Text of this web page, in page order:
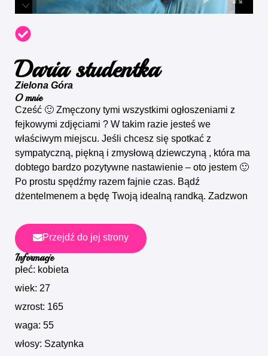
Daria studentka
Zielona Góra
O mnie
Cześć 🙂 Zmęczony tymi wszystkimi ogłoszeniami z
fejkowymi zdjęciami ? W takim razie jesteś we
właściwym miejscu. Jeśli chcesz się spotkać z
sympatyczną, piękną i zmysłową dziewczyną , która ma
dobtego bardzo pozytywne nastawienie – oto jestem 🙂
Po prostu spędźmy razem fajnie czas. Bądź
dżentelmenem a będę Twoją idealną randką. Zadzwon
Przejdź do jej strony
Informacje
płeć: kobieta
wiek: 27
wzrost: 165
waga: 55
włosy: Szatynka